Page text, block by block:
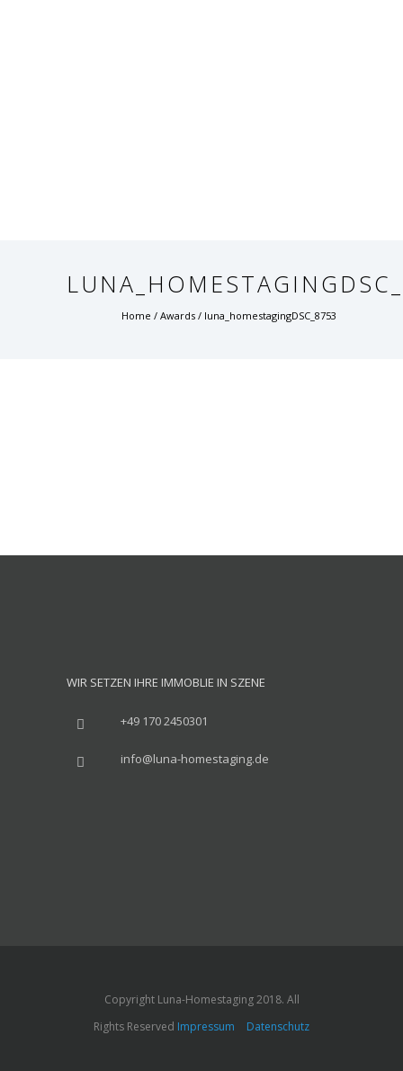
Home / Awards / luna_homestagingDSC_8753
WIR SETZEN IHRE IMMOBLIE IN SZENE
+49 170 2450301
info@luna-homestaging.de
Copyright Luna-Homestaging 2018. All
Rights Reserved Impressum Datenschutz